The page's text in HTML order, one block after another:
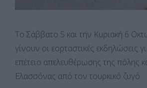
Το Σάββατο 5 και την Κυριακή 6
γίνουν οι εορταστικές εκδηλώσεις
επέτειο απελευθέρωσης της πόλης
Ελασσόνας από τον τουρκικό ζυγό.